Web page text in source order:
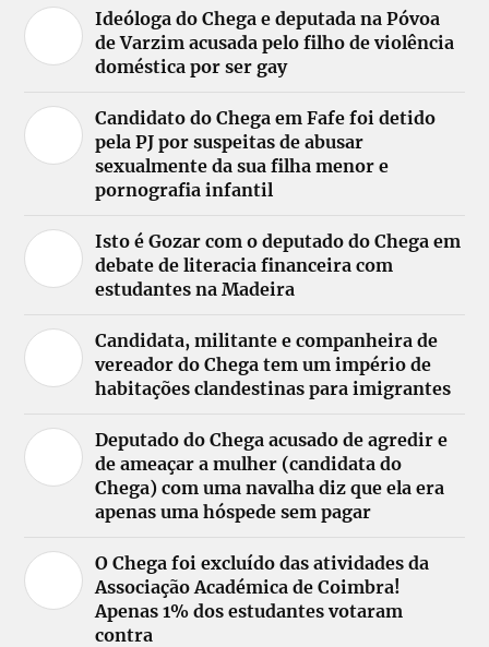
Ideóloga do Chega e deputada na Póvoa
de Varzim acusada pelo filho de violência
doméstica por ser gay
Candidato do Chega em Fafe foi detido
pela PJ por suspeitas de abusar
sexualmente da sua filha menor e
pornografia infantil
Isto é Gozar com o deputado do Chega em
debate de literacia financeira com
estudantes na Madeira
Candidata, militante e companheira de
vereador do Chega tem um império de
habitações clandestinas para imigrantes
Deputado do Chega acusado de agredir e
de ameaçar a mulher (candidata do
Chega) com uma navalha diz que ela era
apenas uma hóspede sem pagar
O Chega foi excluído das atividades da
Associação Académica de Coimbra!
Apenas 1% dos estudantes votaram
contra